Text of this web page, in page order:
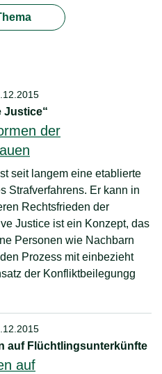
Justice“
der
seit langem eine etablierte
Strafverfahrens. Er kann in
Rechtsfrieden der
Justice ist ein Konzept, das
Personen wie Nachbarn
Prozess mit einbezieht
der Konfliktbeilegungg
auf Flüchtlingsunterkünfte
auf